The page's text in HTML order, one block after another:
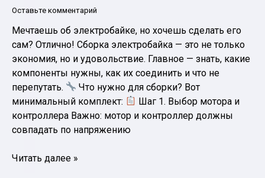
Оставьте комментарий
Мечтаешь об электробайке, но хочешь сделать его
сам? Отлично! Сборка электробайка — это не только
экономия, но и удовольствие. Главное — знать, какие
компоненты нужны, как их соединить и что не
перепутать.
Что нужно для сборки? Вот
минимальный комплект:
Шаг 1. Выбор мотора и
контроллера Важно: мотор и контроллер должны
совпадать по напряжению
Как
Читать далее »